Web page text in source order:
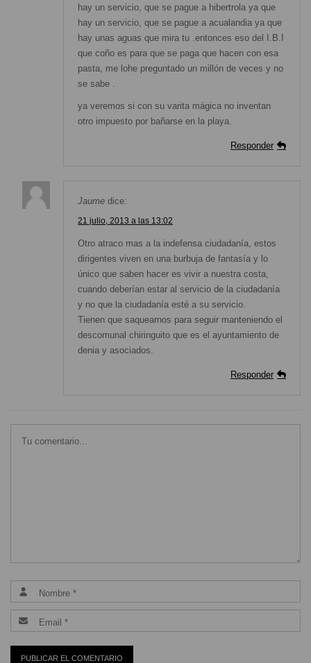
hay un servicio, que se pague a hibertrola ya que
hay un servicio, que se pague a acualandia ya que
hay unas aguas que mira tu .entonces eso del I.B.I
que coño es para que se paga que hacen con esa
pasta, me lohe preguntado un millón de veces y no
se sabe .
ya veremos si con su varita mágica no inventan
otro impuesto por bañarse en la playa.
Responder
Jaume dice:
21 julio, 2013 a las 13:02
Otro atraco mas a la indefensa ciudadanía, estos
dirigentes viven en una burbuja de fantasía y lo
único que saben hacer es vivir a nuestra costa,
cuando deberían estar al servicio de la ciudadanía
y no que la ciudadanía esté a su servicio.
Tienen que saquearnos para seguir manteniendo el
descomunal chiringuito que es el ayuntamiento de
denia y asociados.
Responder